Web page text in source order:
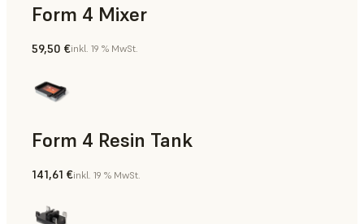
Form 4 Mixer
59,50 €inkl. 19 % MwSt.
Form 4 Resin Tank
141,61 €inkl. 19 % MwSt.